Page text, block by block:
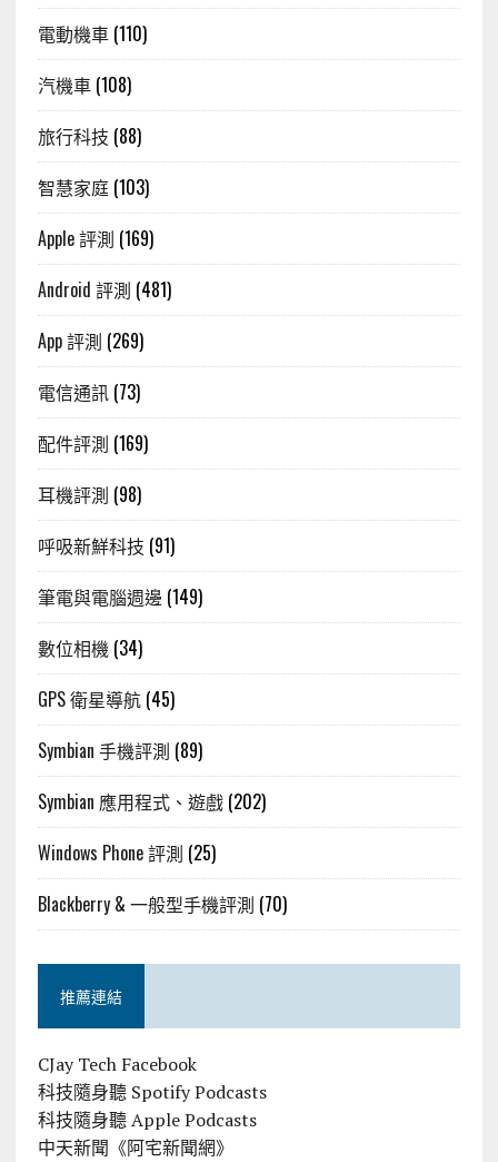
電動機車(110)
汽機車(108)
旅行科技 (88)
智慧家庭(103)
Apple 評測 (169)
Android 評測 (481)
App 評測 (269)
電信通訊(73)
配件評測 (169)
耳機評測 (98)
呼吸新鮮科技 (91)
筆電與電腦週邊 (149)
數位相機 (34)
GPS 衛星導航(45)
Symbian 手機評測 (89)
Symbian 應用程式、遊戲(202)
Windows Phone 評測 (25)
Blackberry & 一般型手機評測 (70)
推薦連結
CJay Tech Facebook
科技隨身聽 Spotify Podcasts
科技隨身聽 Apple Podcasts
中天新聞《阿宅新聞網》